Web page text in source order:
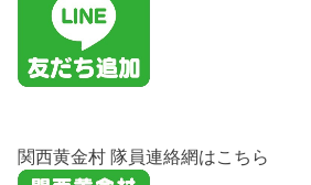
関西黄金村 隊員連絡網はこちら